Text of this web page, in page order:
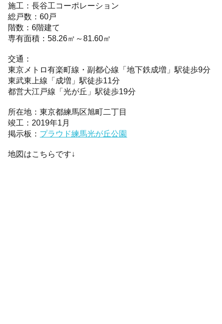
施工：長谷工コーポレーション
総戸数：60戸
階数：6階建て
専有面積：58.26㎡～81.60㎡
交通：
東京メトロ有楽町線・副都心線「地下鉄成増」駅徒歩9分
東武東上線「成増」駅徒歩11分
都営大江戸線「光が丘」駅徒歩19分
所在地：東京都練馬区旭町二丁目
竣工：2019年1月
掲示板： プラウド練馬光が丘公園
地図はこちらです↓